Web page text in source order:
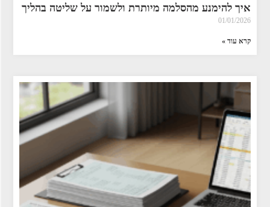
איך להימנע מהסלמה מיותרת ולשמור על שליטה בהליך
01/01/2026
קרא עוד »